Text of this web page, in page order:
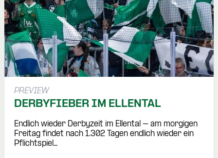
PREVIEW
DERBYFIEBER IM ELLENTAL
Endlich wieder Derbyzeit im Ellental – am morgigen
Freitag findet nach 1.302 Tagen endlich wieder ein
Pflichtspiel…